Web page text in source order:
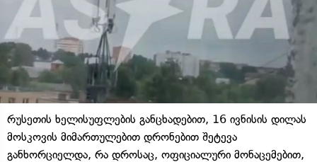
რუსეთის ხელისუფლების განცხადებით, 16 ივნისის დილას
მოსკოვის მიმართულებით დრონებით შეტევა
განხორციელდა, რა დროსაც, ოფიციალური მონაცემებით,